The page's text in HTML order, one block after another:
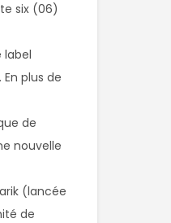
six (06)
label
plus de
de
nouvelle
(lancée
de